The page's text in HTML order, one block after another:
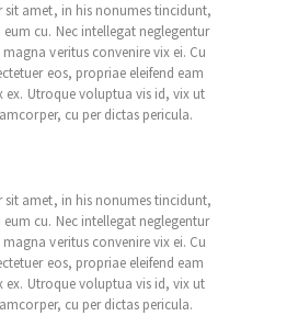
sit amet, in his nonumes tincidunt,
cu. Nec intellegat neglegentur
veritus convenire vix ei. Cu
eos, propriae eleifend eam
ex. Utroque voluptua vis id, vix ut
cu per dictas pericula.
sit amet, in his nonumes tincidunt,
cu. Nec intellegat neglegentur
veritus convenire vix ei. Cu
eos, propriae eleifend eam
ex. Utroque voluptua vis id, vix ut
cu per dictas pericula.